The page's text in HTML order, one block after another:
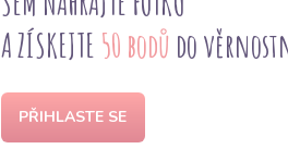
A ZÍSKEJTE 50 bodů do
PŘIHLASTE SE